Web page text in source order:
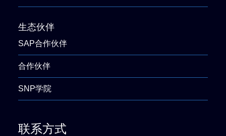
生态伙伴
SAP合作伙伴
合作伙伴
SNP学院
联系方式